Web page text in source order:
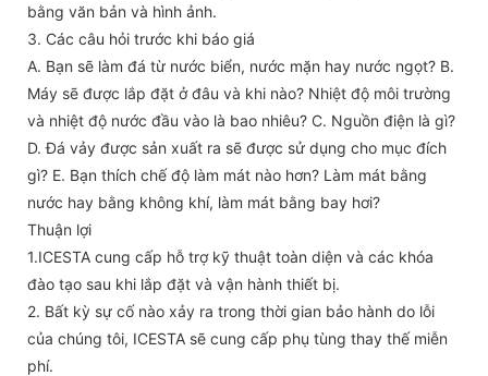
bằng văn bản và hình ảnh.
3. Các câu hỏi trước khi báo giá
A. Bạn sẽ làm đá từ nước biển, nước mặn hay nước ngọt? B.
Máy sẽ được lắp đặt ở đâu và khi nào? Nhiệt độ môi trường
và nhiệt độ nước đầu vào là bao nhiêu? C. Nguồn điện là gì?
D. Đá vảy được sản xuất ra sẽ được sử dụng cho mục đích
gì? E. Bạn thích chế độ làm mát nào hơn? Làm mát bằng
nước hay bằng không khí, làm mát bằng bay hơi?
Thuận lợi
1.ICESTA cung cấp hỗ trợ kỹ thuật toàn diện và các khóa
đào tạo sau khi lắp đặt và vận hành thiết bị.
2. Bất kỳ sự cố nào xảy ra trong thời gian bảo hành do lỗi
của chúng tôi, ICESTA sẽ cung cấp phụ tùng thay thế miễn
phí.